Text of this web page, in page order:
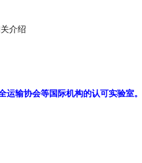
介绍
运输协会等国际机构的认可实验室。